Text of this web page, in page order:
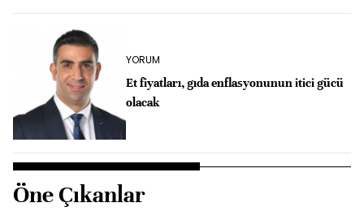
YORUM
Et fiyatları, gıda enflasyonunun itici gücü
olacak
Öne Çıkanlar